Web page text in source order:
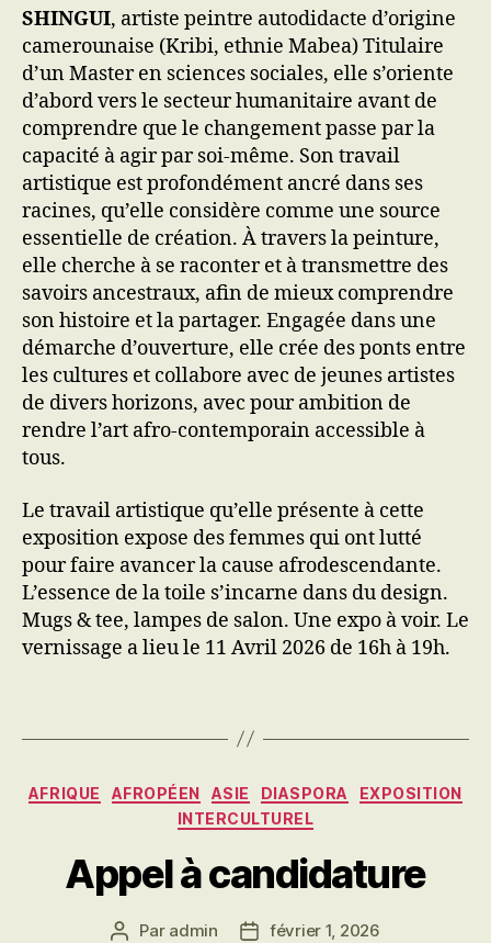
des
cultures
et
des
luttes
SHINGUI, artiste peintre autodidacte d’origine
camerounaise (Kribi, ethnie Mabea) Titulaire
d’un Master en sciences sociales, elle s’oriente
d’abord vers le secteur humanitaire avant de
comprendre que le changement passe par la
capacité à agir par soi-même. Son travail
artistique est profondément ancré dans ses
racines, qu’elle considère comme une source
essentielle de création. À travers la peinture,
elle cherche à se raconter et à transmettre des
savoirs ancestraux, afin de mieux comprendre
son histoire et la partager. Engagée dans une
démarche d’ouverture, elle crée des ponts entre
les cultures et collabore avec de jeunes artistes
de divers horizons, avec pour ambition de
rendre l’art afro-contemporain accessible à
tous.
Le travail artistique qu’elle présente à cette
exposition expose des femmes qui ont lutté
pour faire avancer la cause afrodescendante.
L’essence de la toile s’incarne dans du design.
Mugs & tee, lampes de salon. Une expo à voir. Le
vernissage a lieu le 11 Avril 2026 de 16h à 19h.
Catégories
AFRIQUE AFROPÉEN ASIE DIASPORA
EXPOSITION
INTERCULTUREL
Appel à candidature
Auteur
Par admin
Datefévrier 1, 2026